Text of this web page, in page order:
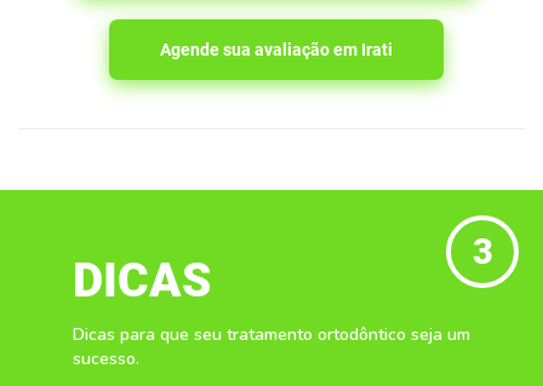
Agende sua avaliação em Irati
DICAS
Dicas para que seu tratamento ortodôntico seja um
sucesso.
3